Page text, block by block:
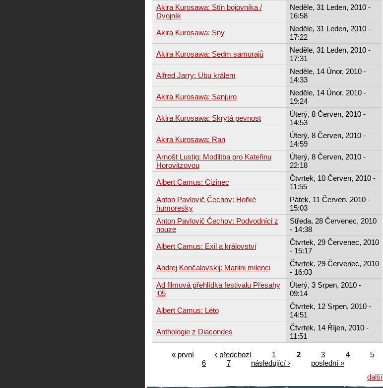
Akira Kurosawa: Stín bojovníka /
Dvojník
Neděle, 31 Leden, 2010 -
16:58
Akira Kurosawa: Sny
Neděle, 31 Leden, 2010 -
17:22
Akira Kurosawa: Sedm samurajů
Neděle, 31 Leden, 2010 -
17:31
Alfred Jarry: Ubu králem
Neděle, 14 Únor, 2010 -
14:33
Akira Kurosawa: Sanjuro
Neděle, 14 Únor, 2010 -
19:24
Akira Kurosawa: Skrytá pevnost
Úterý, 8 Červen, 2010 -
14:53
Akira Kurosawa: Ran
Úterý, 8 Červen, 2010 -
14:59
Arnošt Lustig: Modlitba pro Kateřinu
Horovitzovou
Úterý, 8 Červen, 2010 -
22:18
Albert Camus: Cizinec
Čtvrtek, 10 Červen, 2010 -
11:55
Anton Pavlovič Čechov: Hořké
humoresky
Pátek, 11 Červen, 2010 -
15:03
Anton Pavlovič Čechov: Podvodníci z
nouze
Středa, 28 Červenec, 2010
- 14:38
Albert Camus: Exil a království
Čtvrtek, 29 Červenec, 2010
- 15:17
Andrej Končalovskij: Mariini milenci
Čtvrtek, 29 Červenec, 2010
- 16:03
Ad filmová přehlídka festivalu Přesahy
‘05
Úterý, 3 Srpen, 2010 -
09:14
Albert Camus: Léto
Čtvrtek, 12 Srpen, 2010 -
14:51
Anthologie z Diacondes
Čtvrtek, 14 Říjen, 2010 -
11:51
« první ‹ předchozí 1 2 3 4
5
6
7 následující ›
poslední »
další